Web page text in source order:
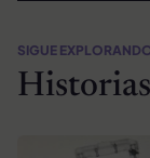
SIGUE